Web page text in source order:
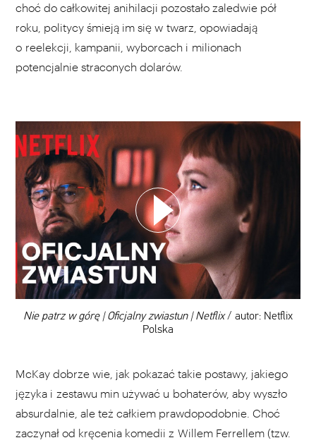
choć do całkowitej anihilacji pozostało zaledwie pół
roku, politycy śmieją im się w twarz, opowiadają
o reelekcji, kampanii, wyborcach i milionach
potencjalnie straconych dolarów.
00:00
Nie patrz w górę | Oficjalny zwiastun | Netflix/ autor: Netflix
Polska
WYBIERZ SWOJĄ PLAYLISTĘ
DODAJ TEN FILM DO PLAYLISTY
McKay dobrze wie, jak pokazać takie postawy, jakiego
języka i zestawu min używać u bohaterów, aby wyszło
absurdalnie, ale też całkiem prawdopodobnie. Choć
zaczynał od kręcenia komedii z Willem Ferrellem (tzw.